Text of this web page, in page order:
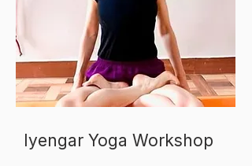
Iyengar Yoga Workshop